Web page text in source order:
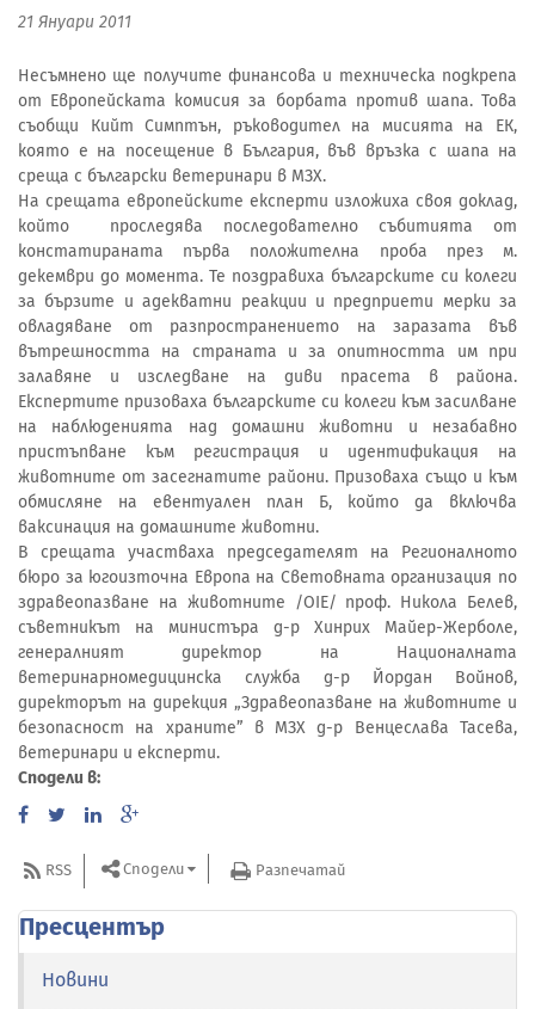
21 Януари 2011
Несъмнено ще получите финансова и техническа подкрепа
от Европейската комисия за борбата против шапа. Това
съобщи Кийт Симптън, ръководител на мисията на ЕК,
която е на посещение в България, във връзка с шапа на
среща с български ветеринари в МЗХ.
На срещата европейските експерти изложиха своя доклад,
който проследява последователно събитията от
констатираната първа положителна проба през м.
декември до момента. Те поздравиха българските си колеги
за бързите и адекватни реакции и предприети мерки за
овладяване от разпространението на заразата във
вътрешността на страната и за опитността им при
залавяне и изследване на диви прасета в района.
Експертите призоваха българските си колеги към засилване
на наблюденията над домашни животни и незабавно
пристъпване към регистрация и идентификация на
животните от засегнатите райони. Призоваха също и към
обмисляне на евентуален план Б, който да включва
ваксинация на домашните животни.
В срещата участваха председателят на Регионалното
бюро за югоизточна Европа на Световната организация по
здравеопазване на животните /OIE/ проф. Никола Белев,
съветникът на министъра д-р Хинрих Майер-Жерболе,
генералният директор на Националната
ветеринарномедицинска служба д-р Йордан Войнов,
директорът на дирекция „Здравеопазване на животните и
безопасност на храните” в МЗХ д-р Венцеслава Тасева,
ветеринари и експерти.
Сподели в:
RSS Сподели Разпечатай
Пресцентър
Новини